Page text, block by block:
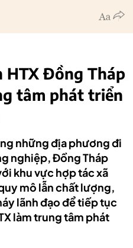
HTX Đồng Tháp
tâm phát triển
những địa phương đi
nghiệp, Đồng Tháp
khu vực hợp tác xã
mô lẫn chất lượng,
lãnh đạo để tiếp tục
làm trung tâm phát